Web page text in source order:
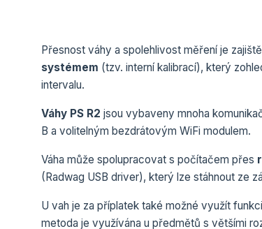
Přesnost váhy a spolehlivost měření je
systémem (tzv. interní kalibrací), který
intervalu.
Váhy PS R2 jsou vybaveny mnoha
B a volitelným bezdrátovým WiFi modulem.
Váha může spolupracovat s počítačem přes
(Radwag USB driver), který lze stáhnout ze
U vah je za příplatek také možné využít funkci
metoda je využívána u předmětů s většími